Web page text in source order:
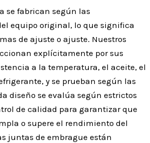
se fabrican según las
equipo original, lo que significa
de ajuste o ajuste. Nuestros
explícitamente por sus
a la temperatura, el aceite, el
y se prueban según las
diseño se evalúa según estrictos
de calidad para garantizar que
o supere el rendimiento del
juntas de embrague están